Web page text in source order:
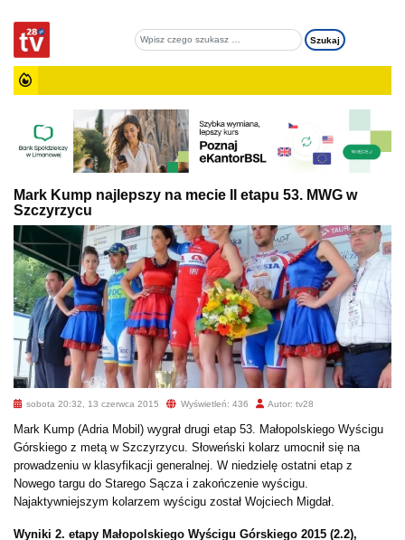
Mark Kump najlepszy na mecie II etapu 53. MWG w
Szczyrzycu
sobota 20:32, 13 czerwca 2015 Wyświetleń: 436 Autor: tv28
Mark Kump (Adria Mobil) wygrał drugi etap 53. Małopolskiego Wyścigu
Górskiego z metą w Szczyrzycu. Słoweński kolarz umocnił się na
prowadzeniu w klasyfikacji generalnej. W niedzielę ostatni etap z
Nowego targu do Starego Sącza i zakończenie wyścigu.
Najaktywniejszym kolarzem wyścigu został Wojciech Migdał.
Wyniki 2. etapy Małopolskiego Wyścigu Górskiego 2015 (2.2),